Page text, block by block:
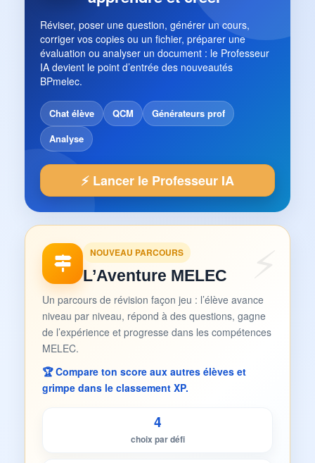
Réviser, poser une question, générer un cours,
corriger vos copies ou un fichier, préparer une
évaluation ou analyser un document : le Professeur
IA devient le point d’entrée des nouveautés
BPmelec.
Chat élève QCM
Générateurs prof
Analyse
⚡ Lancer le Professeur IA
NOUVEAU PARCOURS
L’Aventure MELEC
Un parcours de révision façon jeu : l’élève avance
niveau par niveau, répond à des questions, gagne
de l’expérience et progresse dans les compétences
MELEC.
🏆 Compare ton score aux autres élèves et
grimpe dans le classement XP.
4
choix par défi